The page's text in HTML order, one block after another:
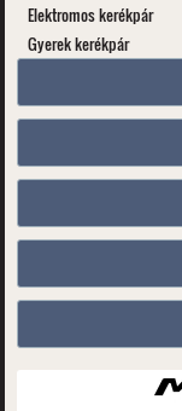
Elektromos kerékpár
Gyerek kerékpár